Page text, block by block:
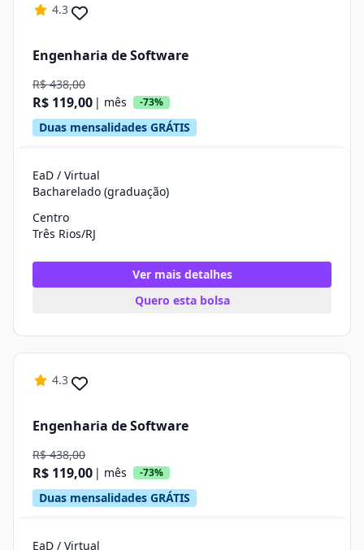
4.3
Engenharia de Software
R$ 438,00
R$ 119,00 | mês -73%
Duas mensalidades GRÁTIS
EaD / Virtual
Bacharelado (graduação)
Centro
Três Rios/RJ
Ver mais detalhes
Quero esta bolsa
4.3
Engenharia de Software
R$ 438,00
R$ 119,00 | mês -73%
Duas mensalidades GRÁTIS
EaD / Virtual